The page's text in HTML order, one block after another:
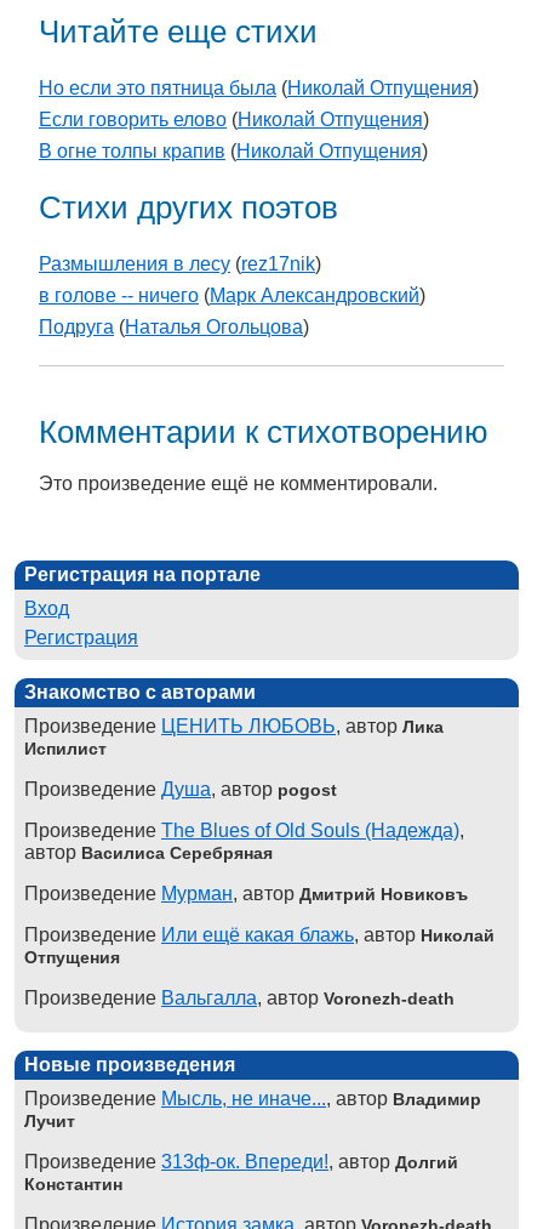
Читайте еще стихи
Но если это пятница была (Николай Отпущения)
Если говорить елово (Николай Отпущения)
В огне толпы крапив (Николай Отпущения)
Стихи других поэтов
Размышления в лесу (rez17nik)
в голове -- ничего (Марк Александровский)
Подруга (Наталья Огольцова)
Комментарии к стихотворению
Это произведение ещё не комментировали.
Регистрация на портале
Вход
Регистрация
Знакомство с авторами
Произведение ЦЕНИТЬ ЛЮБОВЬ, автор Лика
Испилист
Произведение Душа, автор pogost
Произведение The Blues of Old Souls (Надежда),
автор Василиса Серебряная
Произведение Мурман, автор Дмитрий Новиковъ
Произведение Или ещё какая блажь, автор Николай
Отпущения
Произведение Вальгалла, автор Voronezh-death
Новые произведения
Произведение Мысль, не иначе..., автор Владимир
Лучит
Произведение 313ф-ок. Впереди!, автор Долгий
Константин
Произведение История замка , автор